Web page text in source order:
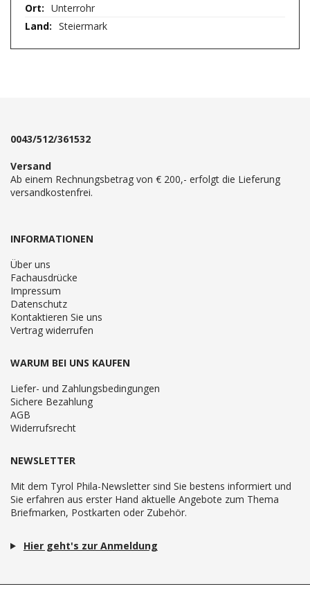
Unterrohr
Steiermark
0043/512/361532
Versand
Ab einem Rechnungsbetrag von € 200,- erfolgt die Lieferung
versandkostenfrei.
INFORMATIONEN
Über uns
Fachausdrücke
Impressum
Datenschutz
Kontaktieren Sie uns
Vertrag widerrufen
WARUM BEI UNS KAUFEN
Liefer- und Zahlungsbedingungen
Sichere Bezahlung
AGB
Widerrufsrecht
NEWSLETTER
Mit dem Tyrol Phila-Newsletter sind Sie bestens informiert und
Sie erfahren aus erster Hand aktuelle Angebote zum Thema
Briefmarken, Postkarten oder Zubehör.
Hier geht's zur Anmeldung